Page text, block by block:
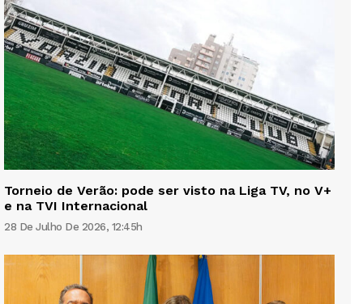
Torneio de Verão: pode ser visto na Liga TV, no V+
e na TVI Internacional
28 De Julho De 2026, 12:45h